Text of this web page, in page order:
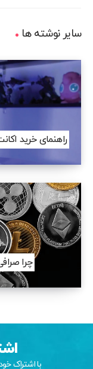
سایر نوشته ها
راهنمای خرید
چرا صرافی
با اشتراک